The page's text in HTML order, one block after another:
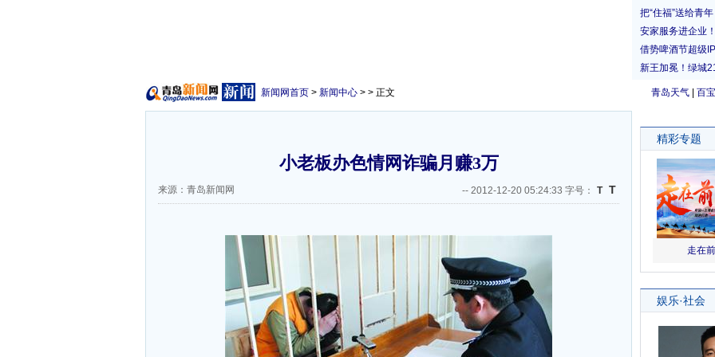
青岛天气 百
新闻网首页 > 新闻中心 > > 正文
小老板办色情网诈骗月赚3万
来源：青岛新闻网 -- 2012-12-20 05:24:33 字号： T T